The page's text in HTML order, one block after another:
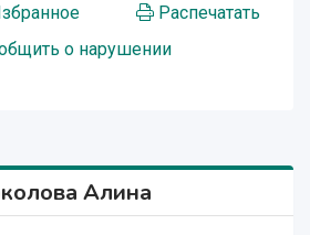
Распечатать
о нарушении
Алина